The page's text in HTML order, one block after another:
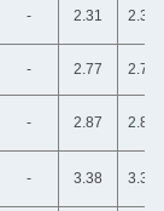
- 2.31 2.31
- 2.77 2.77
- 2.87 2.87
- 3.38 3.38